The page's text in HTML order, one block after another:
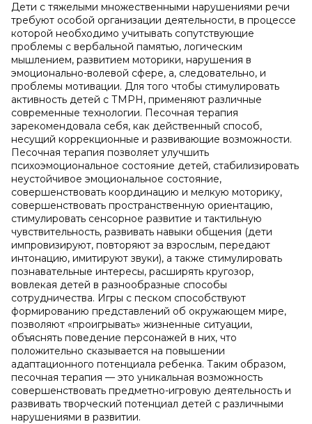
Дети с тяжелыми множественными нарушениями речи
требуют особой организации деятельности, в процессе
которой необходимо учитывать сопутствующие
проблемы с вербальной памятью, логическим
мышлением, развитием моторики, нарушения в
эмоционально-волевой сфере, а, следовательно, и
проблемы мотивации. Для того чтобы стимулировать
активность детей с ТМРН, применяют различные
современные технологии. Песочная терапия
зарекомендовала себя, как действенный способ,
несущий коррекционные и развивающие возможности.
Песочная терапия позволяет улучшить
психоэмоциональное состояние детей, стабилизировать
неустойчивое эмоциональное состояние,
совершенствовать координацию и мелкую моторику,
совершенствовать пространственную ориентацию,
стимулировать сенсорное развитие и тактильную
чувствительность, развивать навыки общения (дети
импровизируют, повторяют за взрослым, передают
интонацию, имитируют звуки), а также стимулировать
познавательные интересы, расширять кругозор,
вовлекая детей в разнообразные способы
сотрудничества. Игры с песком способствуют
формированию представлений об окружающем мире,
позволяют «проигрывать» жизненные ситуации,
объяснять поведение персонажей в них, что
положительно сказывается на повышении
адаптационного потенциала ребенка. Таким образом,
песочная терапия — это уникальная возможность
совершенствовать предметно-игровую деятельность и
развивать творческий потенциал детей с различными
нарушениями в развитии.